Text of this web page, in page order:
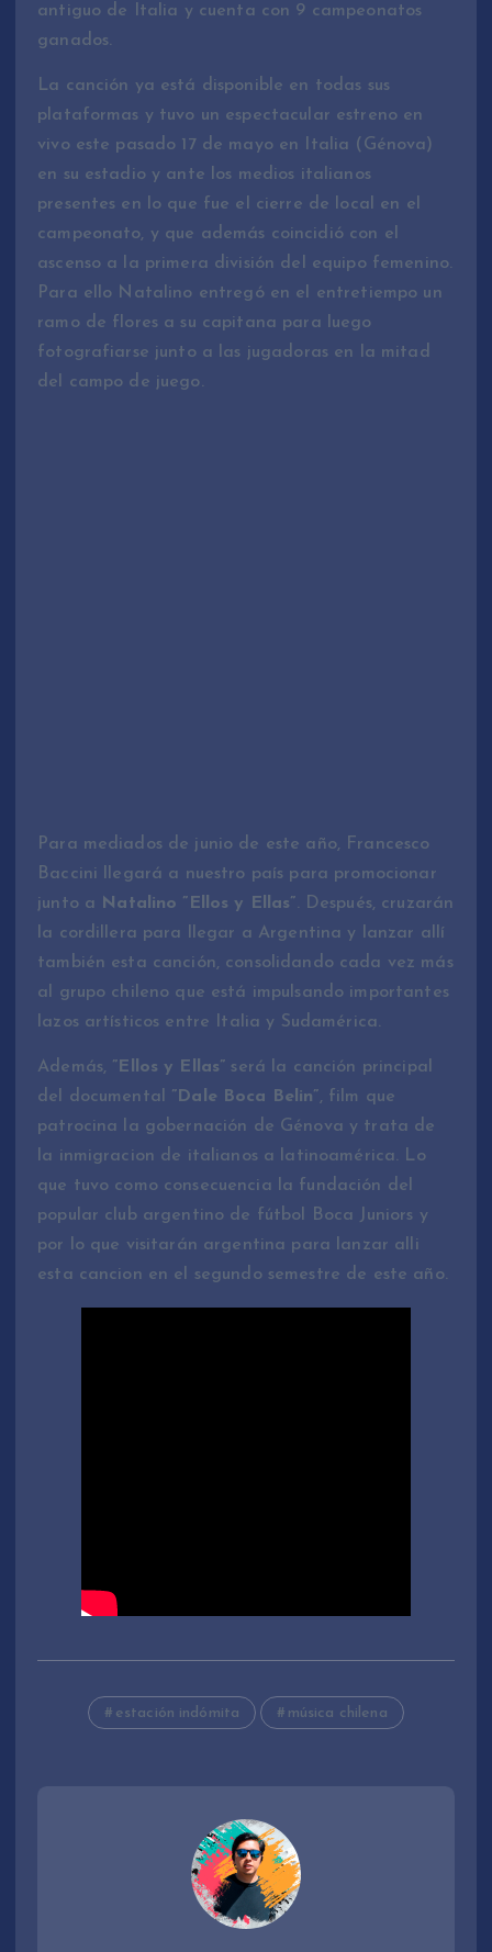
antiguo de Italia y cuenta con 9 campeonatos
ganados.
La canción ya está disponible en todas sus
plataformas y tuvo un espectacular estreno en
vivo este pasado 17 de mayo en Italia (Génova)
en su estadio y ante los medios italianos
presentes en lo que fue el cierre de local en el
campeonato, y que además coincidió con el
ascenso a la primera división del equipo femenino.
Para ello Natalino entregó en el entretiempo un
ramo de flores a su capitana para luego
fotografiarse junto a las jugadoras en la mitad
del campo de juego.
Para mediados de junio de este año, Francesco
Baccini llegará a nuestro país para promocionar
junto a Natalino ”Ellos y Ellas”. Después, cruzarán
la cordillera para llegar a Argentina y lanzar allí
también esta canción, consolidando cada vez más
al grupo chileno que está impulsando importantes
lazos artísticos entre Italia y Sudamérica.
Además, ”Ellos y Ellas” será la canción principal
del documental ”Dale Boca Belin”, film que
patrocina la gobernación de Génova y trata de
la inmigracion de italianos a latinoamérica. Lo
que tuvo como consecuencia la fundación del
popular club argentino de fútbol Boca Juniors y
por lo que visitarán argentina para lanzar alli
esta cancion en el segundo semestre de este año.
estación indómita música chilena